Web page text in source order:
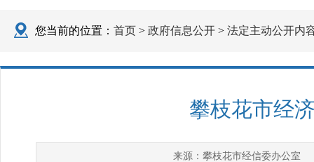
您当前的位置： 首页 > 政府信息公开 > 法定主动公开内
攀枝花市经
来源： 攀枝花市经信委办公室